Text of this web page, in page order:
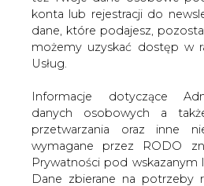
konta lub rejestracji do
dane, które podajesz,
możemy uzyskać dostęp w
Usług.
Informacje dotyczące
danych osobowych a
przetwarzania oraz inne
wymagane przez RODO
Prywatności pod wskazanym
Dane zbierane na potrzeby
Strona główna RYNEK GAZU
niemieckich elit traktuje NS2,
uniezależnienie się od